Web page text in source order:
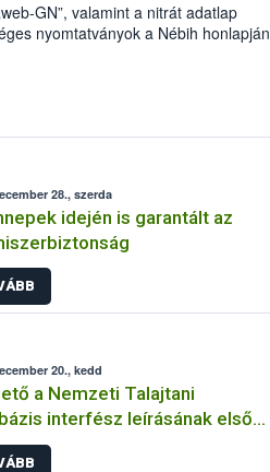
GN”, valamint a nitrát adatlap
nyomtatványok a Nébih honlapján
28., szerda
idején is garantált az
20., kedd
a Nemzeti Talajtani
interfész leírásának első